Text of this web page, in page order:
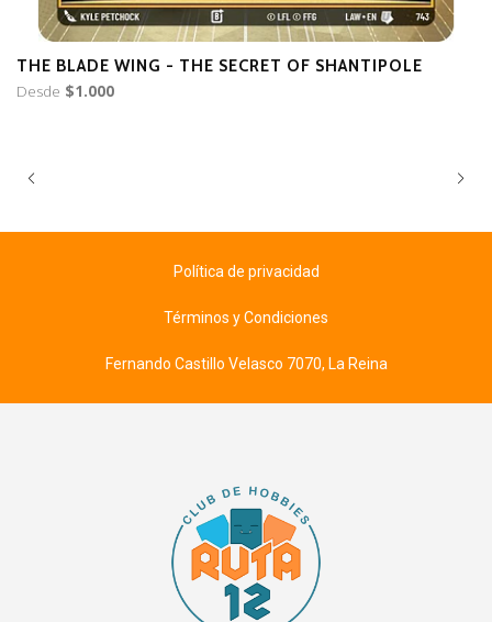
THE BLADE WING - THE SECRET OF SHANTIPOLE
Desde $1.000
Política de privacidad
Términos y Condiciones
Fernando Castillo Velasco 7070, La Reina